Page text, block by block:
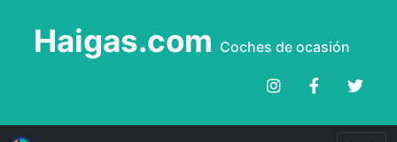
Haigas.com Coches de ocasión